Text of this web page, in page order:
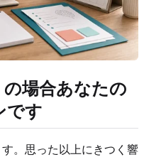
場合あなたの
です
。思った以上にきつく響